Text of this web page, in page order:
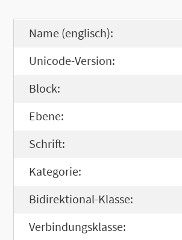
Name (englisch):
Unicode-Version:
Block:
Ebene:
Schrift:
Kategorie:
Bidirektional-Klasse:
Verbindungsklasse: